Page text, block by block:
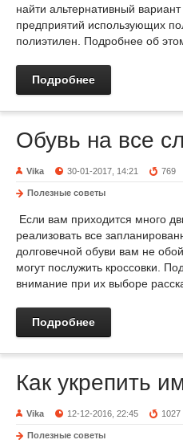
найти альтернативный
предприятий использующих
полиэтилен. Подробнее об
Подробнее
Обувь на все
Vika 30-01-2017, 14:21 769
Полезные советы
Если вам приходится много
реализовать все
долговечной обуви вам не
могут послужить кроссовки.
внимание при их выборе
Подробнее
Как укрепить
Vika 12-12-2016, 22:45 1027
Полезные советы